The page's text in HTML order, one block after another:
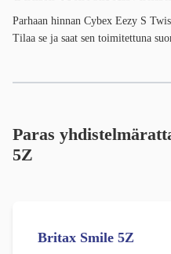
Parhaan hinnan Cybex Eezy S
Tilaa se ja saat sen toimitettuna
Paras
5Z
Britax Smile 5Z